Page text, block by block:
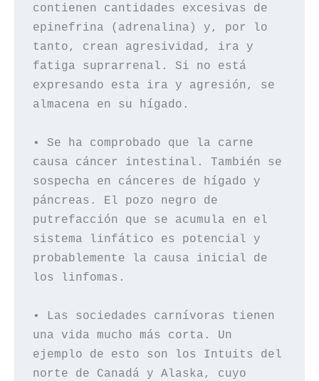
contienen cantidades excesivas de
epinefrina (adrenalina) y, por lo
tanto, crean agresividad, ira y
fatiga suprarrenal. Si no está
expresando esta ira y agresión, se
almacena en su hígado.
• Se ha comprobado que la carne
causa cáncer intestinal. También se
sospecha en cánceres de hígado y
páncreas. El pozo negro de
putrefacción que se acumula en el
sistema linfático es potencial y
probablemente la causa inicial de
los linfomas.
• Las sociedades carnívoras tienen
una vida mucho más corta. Un
ejemplo de esto son los Intuits del
norte de Canadá y Alaska, cuyo